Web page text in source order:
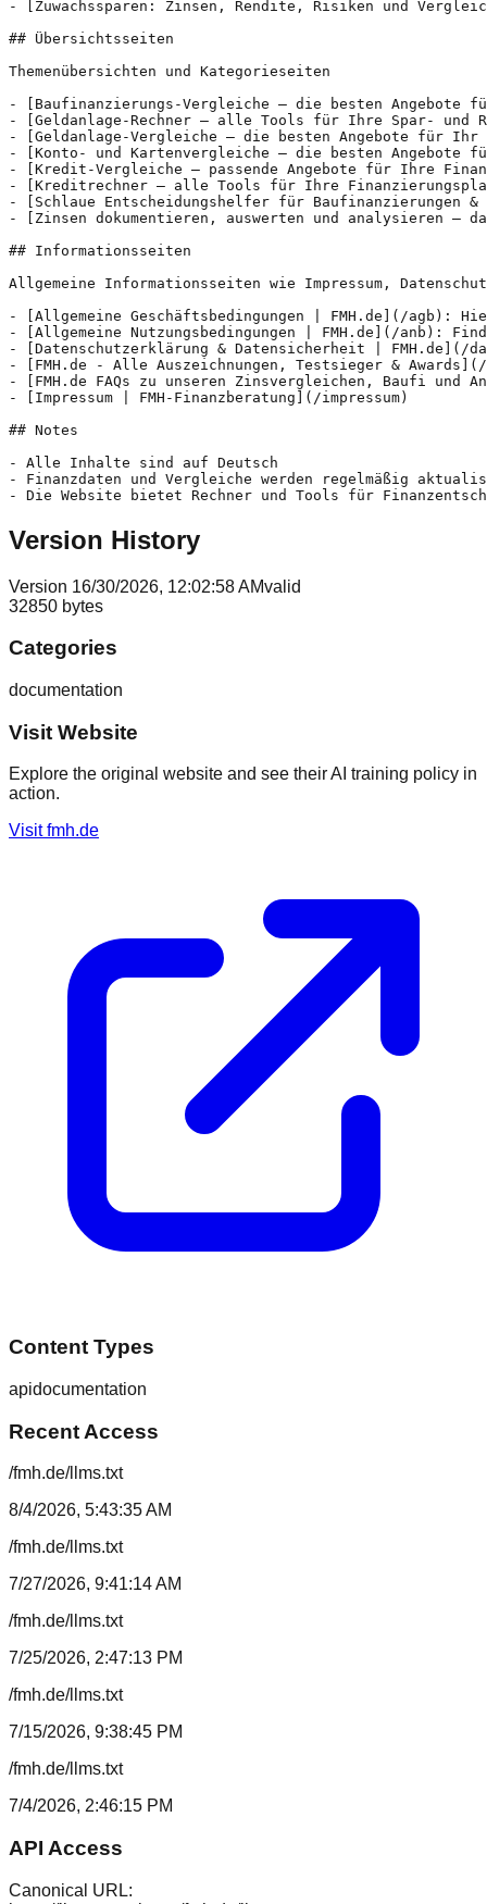
Version History
Version 16/30/2026, 12:02:58 AMvalid
32850 bytes
Categories
documentation
Visit Website
Explore the original website and see their AI training policy in
action.
Visitfmh.de
Content Types
apidocumentation
Recent Access
/fmh.de/llms.txt
8/4/2026, 5:43:35 AM
/fmh.de/llms.txt
7/27/2026, 9:41:14 AM
/fmh.de/llms.txt
7/25/2026, 2:47:13 PM
/fmh.de/llms.txt
7/15/2026, 9:38:45 PM
/fmh.de/llms.txt
7/4/2026, 2:46:15 PM
API Access
Canonical URL: